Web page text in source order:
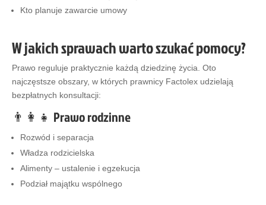
Kto planuje zawarcie umowy
W jakich sprawach warto szukać pomocy?
Prawo reguluje praktycznie każdą dziedzinę życia. Oto
najczęstsze obszary, w których prawnicy Factolex udzielają
bezpłatnych konsultacji:
👨‍👩‍👧 Prawo rodzinne
Rozwód i separacja
Władza rodzicielska
Alimenty – ustalenie i egzekucja
Podział majątku wspólnego